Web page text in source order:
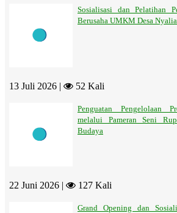
Sosialisasi dan Pelatihan
Berusaha UMKM Desa
13 Juli 2026 | 52 Kali
Penguatan Pengelolaan
melalui Pameran Seni
Budaya
22 Juni 2026 | 127 Kali
Grand Opening dan